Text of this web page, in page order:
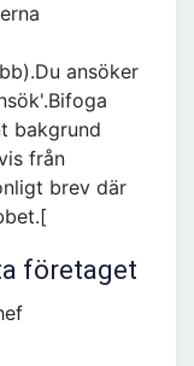
ansöker
bakgrund
från
brev där
företaget